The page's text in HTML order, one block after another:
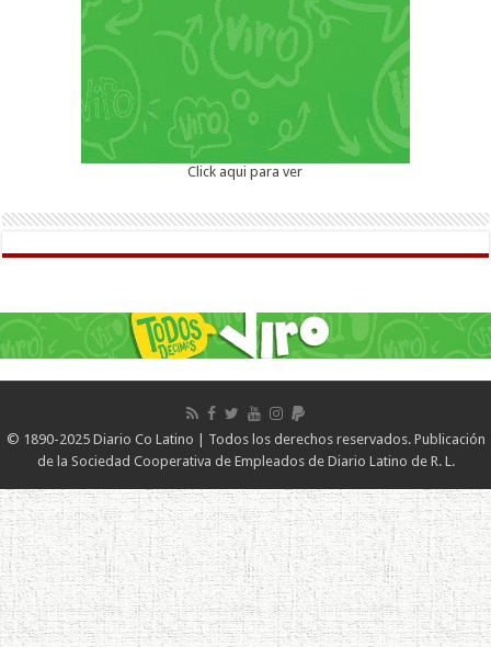
Click aqui para ver
© 1890-2025 Diario Co Latino | Todos los derechos reservados. Publicación
de la Sociedad Cooperativa de Empleados de Diario Latino de R. L.